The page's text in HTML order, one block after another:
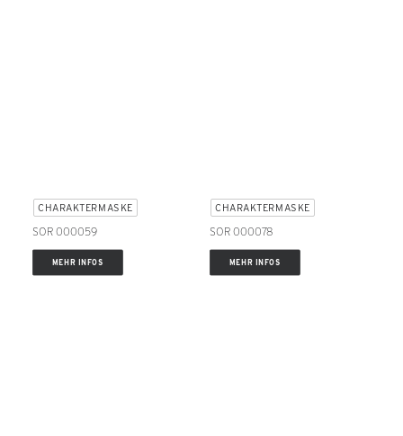
CHARAKTERMASKE
SOR 000059
MEHR INFOS
CHARAKTERMASKE
SOR 000078
MEHR INFOS